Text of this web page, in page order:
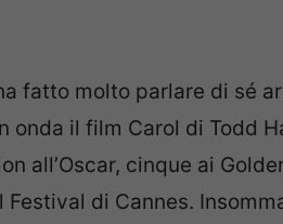
fatto molto parlare di sé
onda il film Carol di Todd
all’Oscar, cinque ai
di Cannes.